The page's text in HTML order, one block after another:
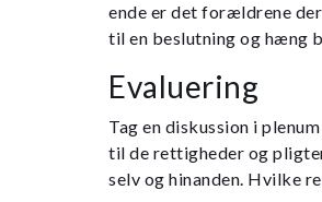
ende er det forældrene
til en beslutning og hæng
Evaluering
Tag en diskussion i
til de rettigheder og
selv og hinanden. Hvilke